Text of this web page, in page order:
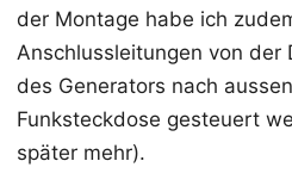
der Montage habe ich
Anschlussleitungen von der
des Generators nach
Funksteckdose gesteuert
später mehr).